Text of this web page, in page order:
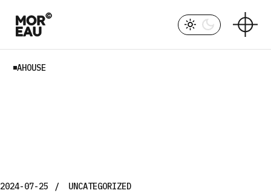
content
AHOUSE
2024-07-25 UNCATEGORIZED